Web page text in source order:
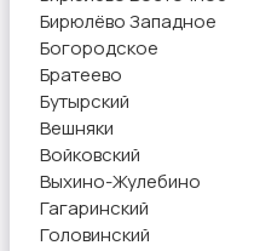
Бирюлёво Западное
Богородское
Братеево
Бутырский
Вешняки
Войковский
Выхино-Жулебино
Гагаринский
Головинский